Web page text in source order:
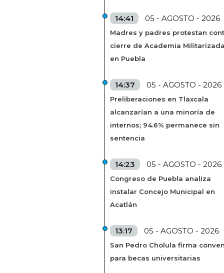
14:41 05 - AGOSTO - 2026
Madres y padres protestan
cierre de Academia
en Puebla
14:37 05 - AGOSTO - 2026
Preliberaciones en Tlaxcala
alcanzarían a una minoría de
internos; 94.6% permanece sin
sentencia
14:23 05 - AGOSTO - 2026
Congreso de Puebla analiza
instalar Concejo Municipal en
Acatlán
13:17 05 - AGOSTO - 2026
San Pedro Cholula firma
para becas universitarias